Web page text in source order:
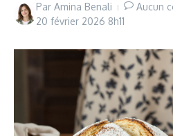
Par Amina Benali
Aucun
20 février 2026 8h11